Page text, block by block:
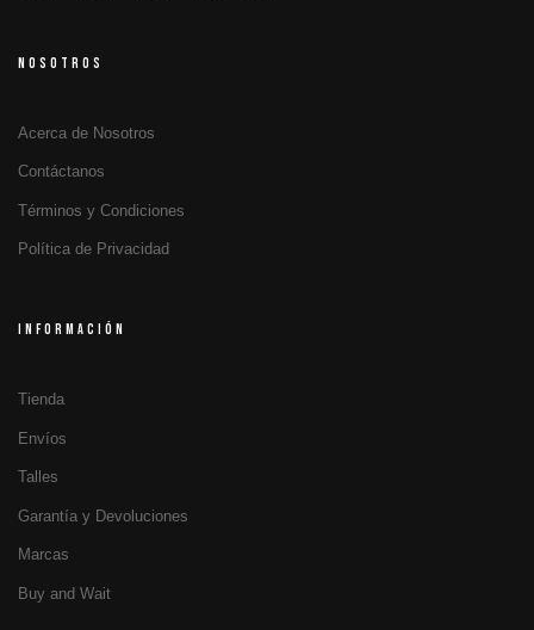
NOSOTROS
Acerca de Nosotros
Contáctanos
Términos y Condiciones
Política de Privacidad
INFORMACIÓN
Tienda
Envíos
Talles
Garantía y Devoluciones
Marcas
Buy and Wait